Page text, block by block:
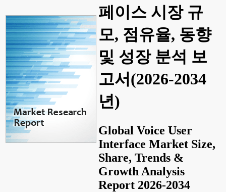
페이스 시장 규
모, 점유율, 동향
및 성장 분석 보
고서(2026-2034
년)
Global Voice User
Interface Market Size,
Share, Trends &
Growth Analysis
Report 2026-2034